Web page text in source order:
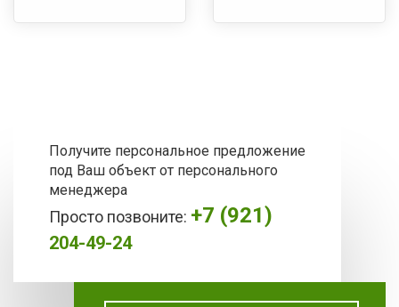
Получите персональное предложение
под Ваш объект от персонального
менеджера
Просто позвоните: +7 (921)
204-49-24